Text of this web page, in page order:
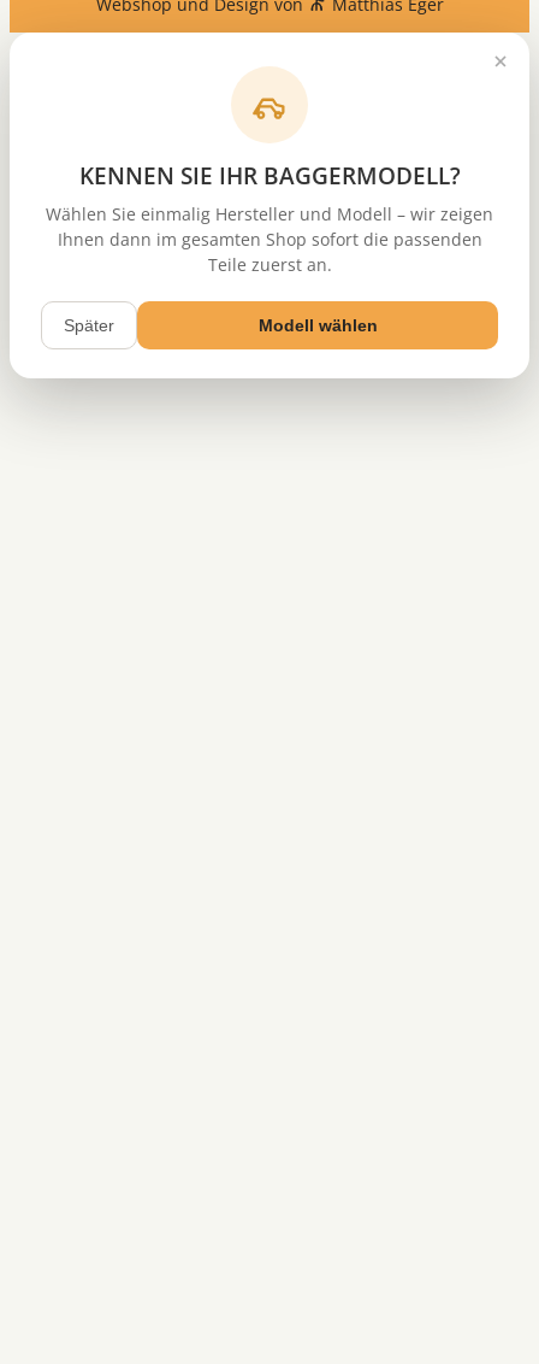
KENNEN SIE IHR BAGGERMODELL?
Wählen Sie einmalig Hersteller und Modell – wir zeigen
Ihnen dann im gesamten Shop sofort die passenden
Teile zuerst an.
Später Modell wählen